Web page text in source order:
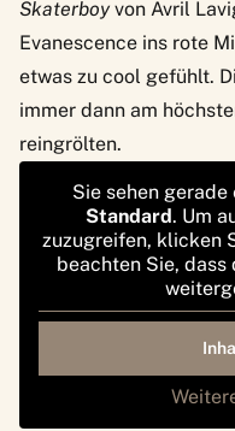
Skaterboy von Avril
Evanescence ins rote
etwas zu cool gefühlt.
immer dann am
reingrölten.
Sie sehen
Standard. Um
zuzugreifen, klicken
beachten Sie,